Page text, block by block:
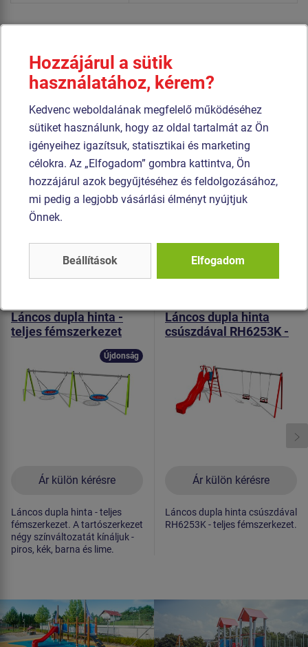
további fém alkatrész szerkezeti fekete acélból készül,
amelyet szemcseszórással és többrétegű, égetett festéssel
A hinta horganyzott láncok segítségével van felakasztva a
fém rúdra. A "Fészek" típusú ülőkét nagy szilárdságú
szálakból készült polipropilén kötélből gyártjuk. A
felfüggesztő kötelek HERKULES anyagból (16 mm-es
polipropilén kötél belső acélmaggal). Az összekötőelemek
horganyzottak vagy rozsdamentes acélból készülnek.
Hasonló termék
Láncos dupla hinta -
teljes fémszerkezet
(szab. mag. 1,0 m)
Ár külön kérésre
Újdonság
Láncos dupla hinta - teljes
fémszerkezet. A tartószerkezet
négy színváltozatát kínáljuk -
piros, kék, barna és lime.
Láncos dupla hinta
csúszdával RH6253K -
Ár külön kérésre
Láncos dupla hinta csúszdával
RH6253K - teljes fémszerkezet.
Hozzájárul a sütik
használatához, kérem?
Kedvenc weboldalának megfelelő működéséhez
sütiket használunk, hogy az oldal tartalmát az Ön
igényeihez igazítsuk, statisztikai és marketing
célokra. Az „Elfogadom” gombra kattintva, Ön
hozzájárul azok begyűjtéséhez és feldolgozásához,
mi pedig a legjobb vásárlási élményt nyújtjuk
Önnek.
Beállítások Elfogadom